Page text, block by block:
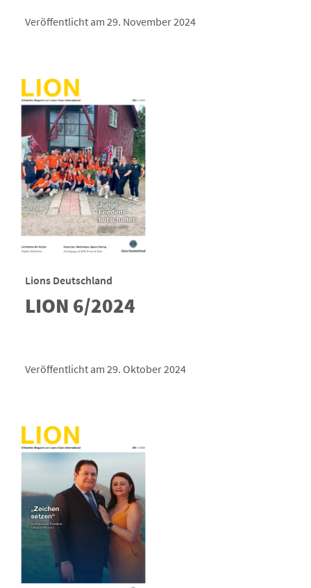
Veröffentlicht am 29. November 2024
Lions Deutschland
LION 6/2024
Veröffentlicht am 29. Oktober 2024